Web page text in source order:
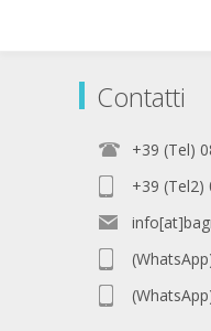
Contatti
+39 (Tel)
+39 (Tel2)